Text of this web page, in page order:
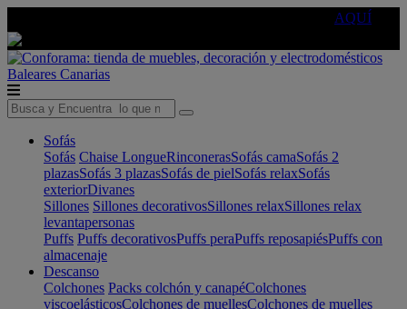
AQUÍ
Baleares Canarias
Sofás
Sofás Chaise LongueRinconerasSofás camaSofás 2
plazasSofás 3 plazasSofás de pielSofás relaxSofás
exteriorDivanes
Sillones Sillones decorativosSillones relaxSillones relax
levantapersonas
Puffs Puffs decorativosPuffs peraPuffs reposapiésPuffs con
almacenaje
Descanso
Colchones Packs colchón y canapéColchones
viscoelásticosColchones de muellesColchones de muelles